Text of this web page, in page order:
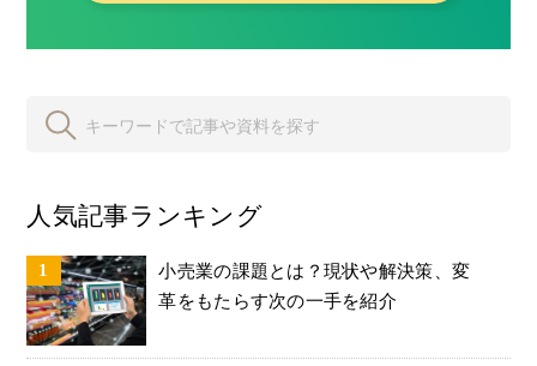
人気記事ランキング
小売業の課題とは？現状や解決策、変
革をもたらす次の一手を紹介